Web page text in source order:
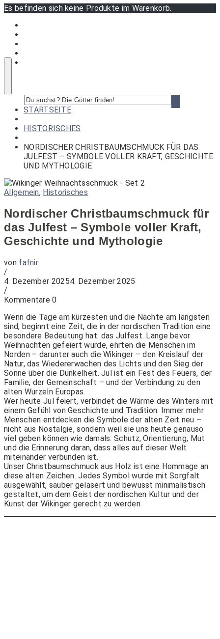
Es befinden sich keine Produkte im Warenkorb.
suchst?
STARTSEITE
HISTORISCHES
NORDISCHER CHRISTBAUMSCHMUCK FÜR DAS
JULFEST – SYMBOLE VOLLER KRAFT, GESCHICHTE
UND MYTHOLOGIE
Allgemein, Historisches
Nordischer Christbaumschmuck für
das Julfest – Symbole voller Kraft,
Geschichte und Mythologie
von fafnir
/
4. Dezember 20254. Dezember 2025
/
Kommentare 0
Wenn die Tage am kürzesten und die Nächte am längsten
sind, beginnt eine Zeit, die in der nordischen Tradition eine
besondere Bedeutung hat: das Julfest. Lange bevor
Weihnachten gefeiert wurde, ehrten die Menschen im
Norden – darunter auch die Wikinger – den Kreislauf der
Natur, das Wiedererwachen des Lichts und den Sieg der
Sonne über die Dunkelheit. Jul ist ein Fest des Feuers, der
Familie, der Gemeinschaft – und der Verbindung zu den
alten Wurzeln Europas.
Wer heute Jul feiert, verbindet die Wärme des Winters mit
einem Gefühl von Geschichte und Tradition. Immer mehr
Menschen entdecken die Symbole der alten Zeit neu –
nicht aus Nostalgie, sondern weil sie uns heute genauso
viel geben können wie damals: Schutz, Orientierung, Mut
und die Erinnerung daran, dass alles auf dieser Welt
miteinander verbunden ist.
Unser Christbaumschmuck aus Holz ist eine Hommage an
diese alten Zeichen. Jedes Symbol wurde mit Sorgfalt
ausgewählt, sauber gelasert und bewusst minimalistisch
gestaltet, um dem Geist der nordischen Kultur und der
Kunst der Wikinger gerecht zu werden.